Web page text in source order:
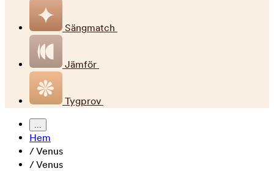
Sängmatch
Jämför
Tygprov
...
Hem
/Venus
/Venus